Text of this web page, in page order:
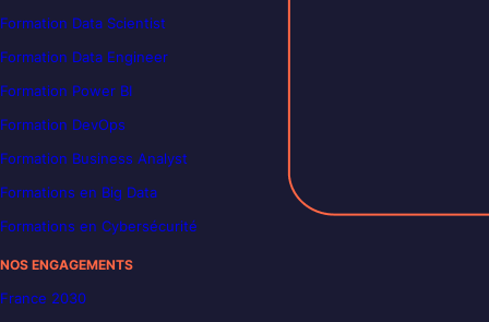
Formation Data Scientist
Formation Data Engineer
Formation Power BI
Formation DevOps
Formation Business Analyst
Formations en Big Data
Formations en Cybersécurité
NOS ENGAGEMENTS
France 2030